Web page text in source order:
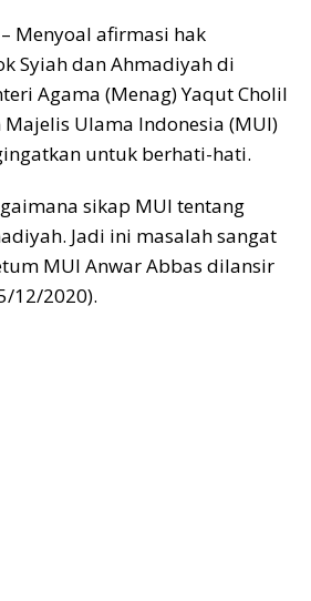
– Menyoal afirmasi hak
Syiah dan Ahmadiyah di
Agama (Menag) Yaqut Cholil
Ulama Indonesia (MUI)
untuk berhati-hati.
sikap MUI tentang
Jadi ini masalah sangat
MUI Anwar Abbas dilansir
12/2020).